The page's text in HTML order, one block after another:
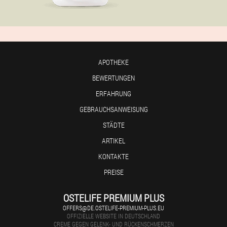
APOTHEKE
BEWERTUNGEN
ERFAHRUNG
GEBRAUCHSANWEISUNG
STÄDTE
ARTIKEL
KONTAKTE
PREISE
OSTELIFE PREMIUM PLUS
OFFERS@DE.OSTELIFE-PREMIUM-PLUS.EU
OFFIZIELLE WEBSITE IN DEUTSCHLAND
CREME GEGEN GELENK- UND RÜCKENSCHMERZEN